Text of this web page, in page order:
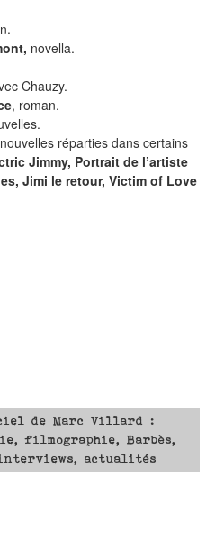
novella.
Chauzy.
, roman.
réparties dans certains
Jimmy, Portrait de l’artiste
Jimi le retour, Victim of Love
de Marc Villard :
filmographie, Barbès,
actualités